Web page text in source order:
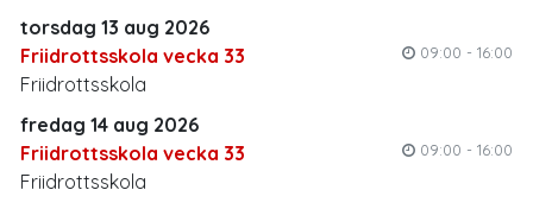
torsdag 13 aug 2026
Friidrottsskola vecka 33
09:00 - 16:00
Friidrottsskola
fredag 14 aug 2026
Friidrottsskola vecka 33
09:00 - 16:00
Friidrottsskola
Man kan själv finna, uppdatera och göra utdrag av
sina personuppgifter genom inloggning på
medlemskontot. Vi gallrar personuppgifter löpande
som ej är nödvändiga för rättslig förpliktelse eller
allmänt intresse. Det innebär tex att oanvända